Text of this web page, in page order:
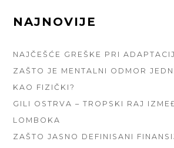
FOOTER
NAJNOVIJE
NAJČEŠĆE GREŠKE PRI
ZAŠTO JE MENTALNI ODMOR
KAO FIZIČKI?
GILI OSTRVA – TROPSKI RAJ
LOMBOKA
ZAŠTO JASNO DEFINISANI